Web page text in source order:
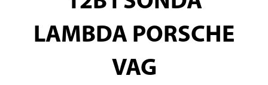
LAMBDA PORSCHE
VAG